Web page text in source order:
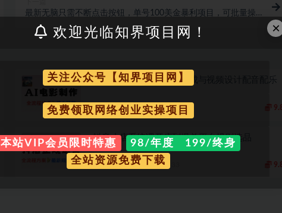
最新无脑只需不断点击按钮，单号100美金暴利项目，可批量操
AI电影全流程制作脚本生成与视频设计配音配乐
实操项目 1 年前 39 9.8
抖音小店系统课开店到爆单平台规则选品
实操项目 1 年前 9.8
×
欢迎光临知界项目网！
关注公众号【知界项目网】
免费领取网络创业实操项目
本站VIP会员限时特惠
98/年度 199/终身
全站资源免费下载